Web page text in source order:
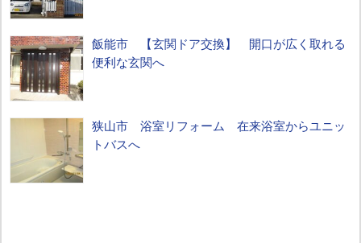
飯能市 【玄関ドア交換】 開口が広く取れる
便利な玄関へ
狭山市 浴室リフォーム 在来浴室からユニッ
トバスへ